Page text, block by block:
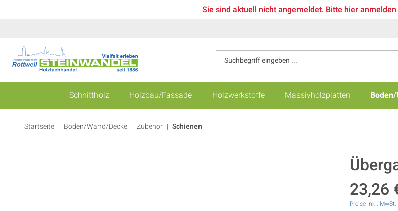
Sie sind aktuell nicht angemeldet. Bittehieranmelden
Schnittholz Holzbau/Fassade Holzwerkstoffe Massivholzplatten
Startseite Boden/Wand/Decke | Zubehör | Schienen
23,26
Preise inkl.